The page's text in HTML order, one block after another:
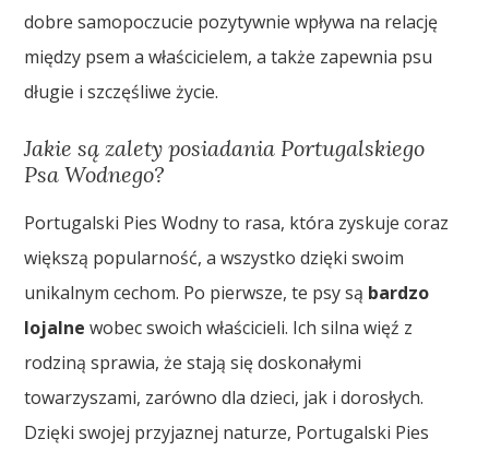
dobre samopoczucie pozytywnie wpływa na relację
między psem a właścicielem, a także zapewnia psu
długie i szczęśliwe życie.
Jakie są zalety posiadania Portugalskiego
Psa Wodnego?
Portugalski Pies Wodny to rasa, która zyskuje coraz
większą popularność, a wszystko dzięki swoim
unikalnym cechom. Po pierwsze, te psy są bardzo
lojalne wobec swoich właścicieli. Ich silna więź z
rodziną sprawia, że stają się doskonałymi
towarzyszami, zarówno dla dzieci, jak i dorosłych.
Dzięki swojej przyjaznej naturze, Portugalski Pies